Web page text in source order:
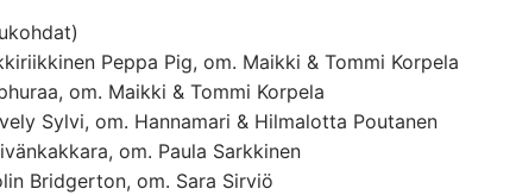
Peppa Pig, om. Maikki & Tommi Korpela
om. Maikki & Tommi Korpela
Sylvi, om. Hannamari & Hilmalotta Poutanen
om. Paula Sarkkinen
Bridgerton, om. Sara Sirviö